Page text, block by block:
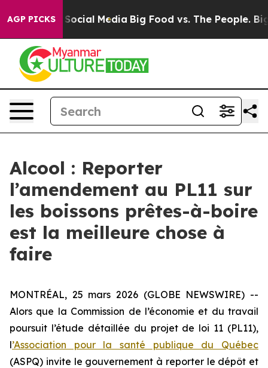
AGP PICKSon Social Media Big Food vs. The People. Big
Alcool : Reporter
l’amendement au PL11 sur
les boissons prêtes-à-boire
est la meilleure chose à
faire
MONTRÉAL, 25 mars 2026 (GLOBE NEWSWIRE) --
Alors que la Commission de l’économie et du travail
poursuit l’étude détaillée du projet de loi 11 (PL11),
l’Association pour la santé publique du Québec
(ASPQ) invite le gouvernement à reporter le dépôt et